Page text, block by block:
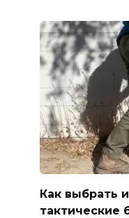
Как выбрать
тактические